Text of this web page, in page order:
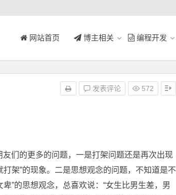
网站首页 博主相关 编程开发
发表评论 572
的更多的问题，一是打架问题还是再次出现
架”的现象。二是思想观念的问题，不知道是不
”的思想观念，总喜欢说：“女生比男生差，男